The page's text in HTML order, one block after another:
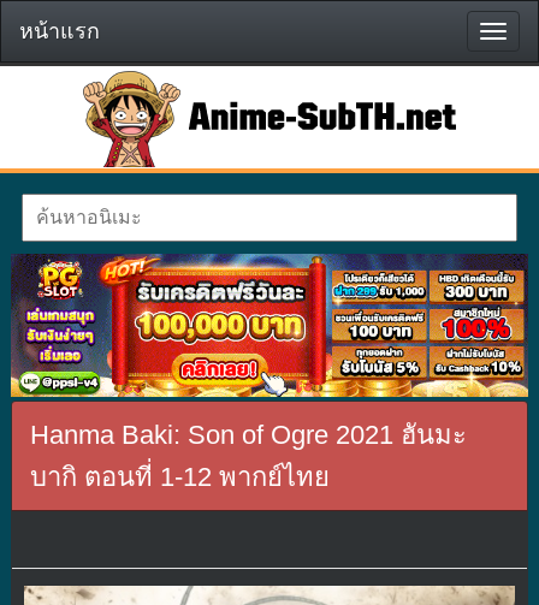
หน้า
แรก
หน้าแรก
Hanma Baki: Son of Ogre 2021 ฮันมะ
บากิ ตอนที่ 1-12 พากย์ไทย